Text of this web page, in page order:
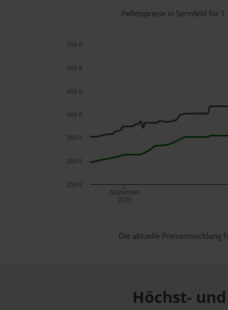
Pelletspreise in Sennfeld für
September
2025
250 €
300 €
350 €
400 €
450 €
500 €
550 €
Die aktuelle Preisentwicklung
Höchst-